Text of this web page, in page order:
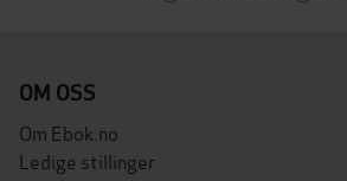
OM OSS
Om Ebok.no
Ledige stillinger